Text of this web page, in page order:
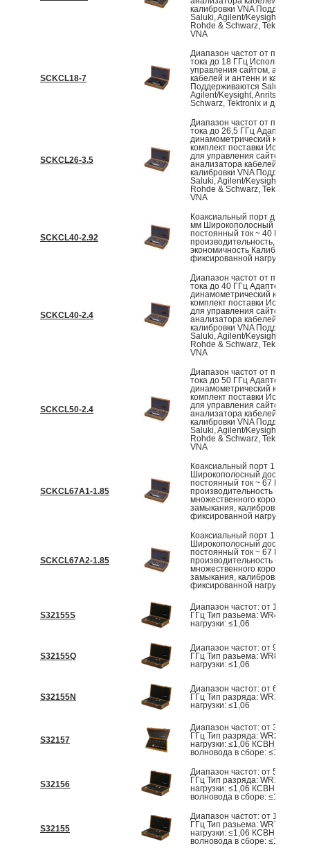
калибровки VNA
Saluki, Agilent/Keysight, Anritsu,
Rohde & Schwarz, Tektronix и
VNA
SCKCL18-7
Диапазон частот от
тока до 18 ГГц Используется
управления сайтом,
кабелей и антенн и
Поддерживаются Saluki,
Agilent/Keysight, Anritsu,
Schwarz, Tektronix и другие
SCKCL26-3.5
Диапазон частот от
тока до 26,5 ГГц Адаптеры и
динамометрический ключ
комплект поставки
для управления сайтом,
анализатора кабелей и
калибровки VNA
Saluki, Agilent/Keysight, Anritsu,
Rohde & Schwarz, Tektronix и
VNA
SCKCL40-2.92
Коаксиальный порт
мм Широкополосный доступ:
постоянный ток ~ 40 ГГц
производительность, высокая
экономичность Калибровка с
фиксированной нагрузкой
SCKCL40-2.4
Диапазон частот от
тока до 40 ГГц Адаптеры и
динамометрический ключ
комплект поставки
для управления сайтом,
анализатора кабелей и
калибровки VNA
Saluki, Agilent/Keysight, Anritsu,
Rohde & Schwarz, Tektronix и
VNA
SCKCL50-2.4
Диапазон частот от
тока до 50 ГГц Адаптеры и
динамометрический ключ
комплект поставки
для управления сайтом,
анализатора кабелей и
калибровки VNA
Saluki, Agilent/Keysight, Anritsu,
Rohde & Schwarz, Tektronix и
VNA
SCKCL67A1-1.85
Коаксиальный порт 1,85 мм
Широкополосный доступ:
постоянный ток ~ 67 ГГц
производительность Форма
множественного короткого
замыкания, калибровка
фиксированной нагрузки
SCKCL67A2-1.85
Коаксиальный порт 1,85 мм
Широкополосный доступ:
постоянный ток ~ 67 ГГц
производительность Форма
множественного короткого
замыкания, калибровка
фиксированной нагрузки
S32155S
Диапазон частот: от 170 ГГц
ГГц Тип разьема: WR4 КСВН
нагрузки: ≤1,06
S32155Q
Диапазон частот: от 90 ГГц
ГГц Тип разьема: WR8 КСВН
нагрузки: ≤1,06
S32155N
Диапазон частот: от 60 ГГц
ГГц Тип разряда: WR12 КСВН
нагрузки: ≤1,06
S32157
Диапазон частот: от 33 ГГц
ГГц Тип разряда: WR22 КСВН
нагрузки: ≤1,06 КСВН
волновода в сборе: ≤1,065
S32156
Диапазон частот: от 50 ГГц
ГГц Тип разряда: WR15 КСВН
нагрузки: ≤1,06 КСВН
волновода в сборе: ≤1,065
S32155
Диапазон частот: от 110 ГГц
ГГц Тип разьема: WR7 КСВН
нагрузки: ≤1,06 КСВН
волновода в сборе: ≤1,065